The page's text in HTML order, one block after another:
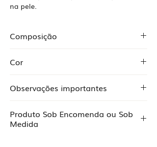
na pele.
Composição
Forro Crepe 96% poliéster 4% elastano
Cor
Observações importantes
alguma expecificidade ou alteração
proposta pela cliente.
Produto Sob Encomenda ou Sob
Medida